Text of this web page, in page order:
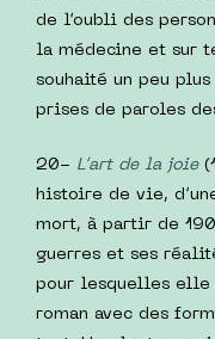
de l’oubli des
la médecine et sur
souhaité un peu
prises de paroles
20- L’art de la joie
histoire de vie,
mort, à partir de
guerres et ses
pour lesquelles elle
roman avec des